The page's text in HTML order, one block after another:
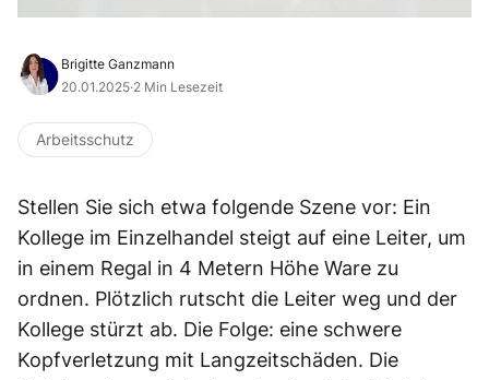
Brigitte Ganzmann
20.01.2025·2 Min Lesezeit
Arbeitsschutz
Stellen Sie sich etwa folgende Szene vor: Ein
Kollege im Einzelhandel steigt auf eine Leiter, um
in einem Regal in 4 Metern Höhe Ware zu
ordnen. Plötzlich rutscht die Leiter weg und der
Kollege stürzt ab. Die Folge: eine schwere
Kopfverletzung mit Langzeitschäden. Die